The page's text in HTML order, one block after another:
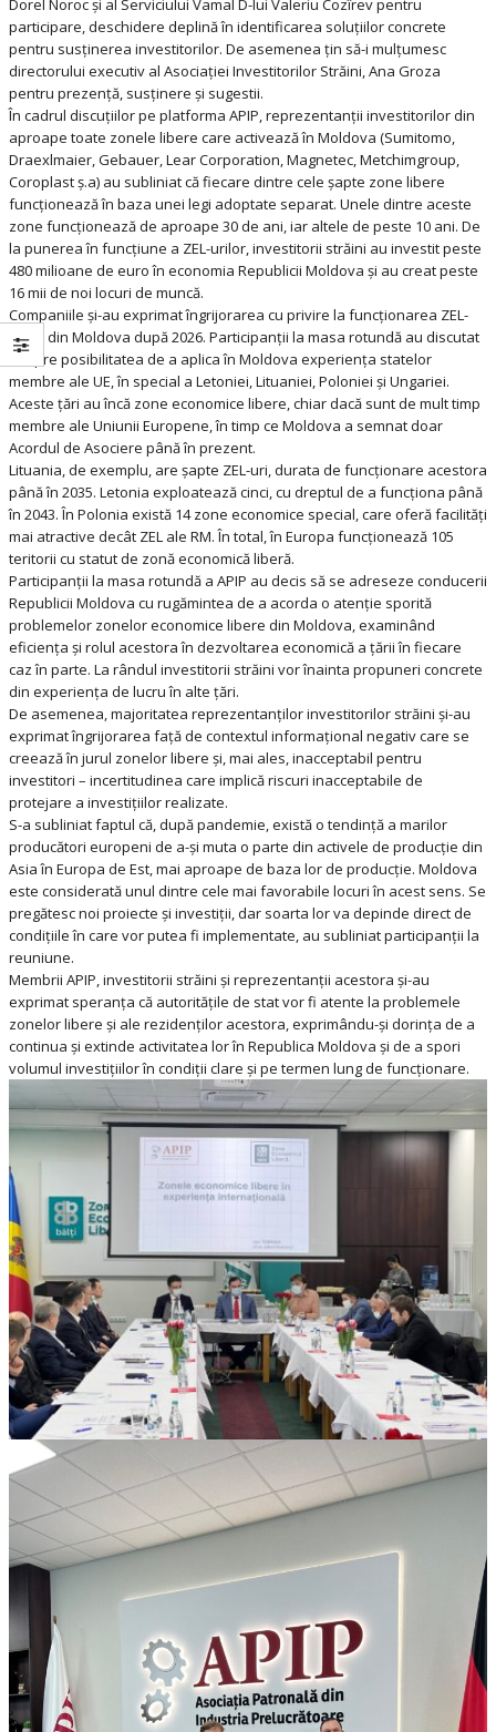
Dorel Noroc și al Serviciului Vamal D-lui Valeriu Cozîrev pentru
participare, deschidere deplină în identificarea soluțiilor concrete
pentru susținerea investitorilor. De asemenea țin să-i mulțumesc
directorului executiv al Asociației Investitorilor Străini, Ana Groza
pentru prezență, susținere și sugestii.
În cadrul discuțiilor pe platforma APIP, reprezentanții investitorilor din
aproape toate zonele libere care activează în Moldova (Sumitomo,
Draexlmaier, Gebauer, Lear Corporation, Magnetec, Metchimgroup,
Coroplast ș.a) au subliniat că fiecare dintre cele șapte zone libere
funcționează în baza unei legi adoptate separat. Unele dintre aceste
zone funcționează de aproape 30 de ani, iar altele de peste 10 ani. De
la punerea în funcțiune a ZEL-urilor, investitorii străini au investit peste
480 milioane de euro în economia Republicii Moldova și au creat peste
16 mii de noi locuri de muncă.
Companiile și-au exprimat îngrijorarea cu privire la funcționarea ZEL-
urilor din Moldova după 2026. Participanții la masa rotundă au discutat
despre posibilitatea de a aplica în Moldova experiența statelor
membre ale UE, în special a Letoniei, Lituaniei, Poloniei și Ungariei.
Aceste țări au încă zone economice libere, chiar dacă sunt de mult timp
membre ale Uniunii Europene, în timp ce Moldova a semnat doar
Acordul de Asociere până în prezent.
Lituania, de exemplu, are șapte ZEL-uri, durata de funcționare acestora
până în 2035. Letonia exploatează cinci, cu dreptul de a funcționa până
în 2043. În Polonia există 14 zone economice special, care oferă facilități
mai atractive decât ZEL ale RM. În total, în Europa funcționează 105
teritorii cu statut de zonă economică liberă.
Participanții la masa rotundă a APIP au decis să se adreseze conducerii
Republicii Moldova cu rugămintea de a acorda o atenție sporită
problemelor zonelor economice libere din Moldova, examinând
eficiența și rolul acestora în dezvoltarea economică a țării în fiecare
caz în parte. La rândul investitorii străini vor înainta propuneri concrete
din experiența de lucru în alte țări.
De asemenea, majoritatea reprezentanților investitorilor străini și-au
exprimat îngrijorarea față de contextul informațional negativ care se
creează în jurul zonelor libere și, mai ales, inacceptabil pentru
investitori – incertitudinea care implică riscuri inacceptabile de
protejare a investițiilor realizate.
S-a subliniat faptul că, după pandemie, există o tendință a marilor
producători europeni de a-și muta o parte din activele de producție din
Asia în Europa de Est, mai aproape de baza lor de producție. Moldova
este considerată unul dintre cele mai favorabile locuri în acest sens. Se
pregătesc noi proiecte și investiții, dar soarta lor va depinde direct de
condițiile în care vor putea fi implementate, au subliniat participanții la
reuniune.
Membrii APIP, investitorii străini și reprezentanții acestora și-au
exprimat speranța că autoritățile de stat vor fi atente la problemele
zonelor libere și ale rezidenților acestora, exprimându-și dorința de a
continua și extinde activitatea lor în Republica Moldova și de a spori
volumul investițiilor în condiții clare și pe termen lung de funcționare.